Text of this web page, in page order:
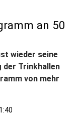
an 50
wieder seine
der Trinkhallen
von mehr